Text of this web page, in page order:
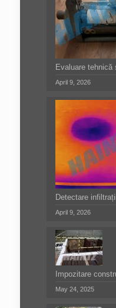
Evaluare tehnică
April 9, 2026
Detectare
April 9, 2026
Impozitare
May 24, 2025